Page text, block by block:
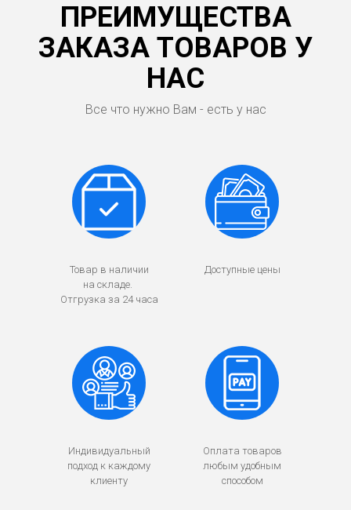
ПРЕИМУЩЕСТВА
ЗАКАЗА ТОВАРОВ У
НАС
Все что нужно Вам - есть у нас
Товар в наличии
на складе.
Отгрузка за 24 часа
Доступные цены
Индивидуальный
подход к каждому
клиенту
Оплата товаров
любым удобным
способом